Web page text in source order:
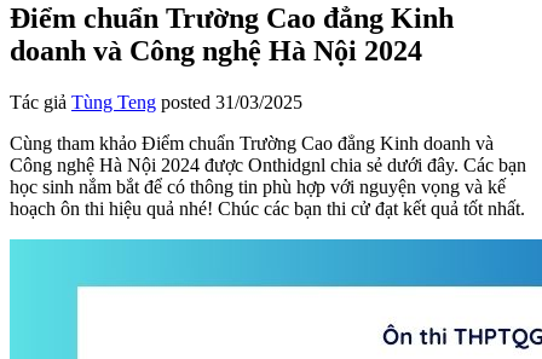
Điểm chuẩn Trường Cao đẳng Kinh
doanh và Công nghệ Hà Nội 2024
Tác giả Tùng Teng posted 31/03/2025
Cùng tham khảo Điểm chuẩn Trường Cao đẳng Kinh doanh và
Công nghệ Hà Nội 2024 được Onthidgnl chia sẻ dưới đây. Các bạn
học sinh nắm bắt để có thông tin phù hợp với nguyện vọng và kế
hoạch ôn thi hiệu quả nhé! Chúc các bạn thi cử đạt kết quả tốt nhất.